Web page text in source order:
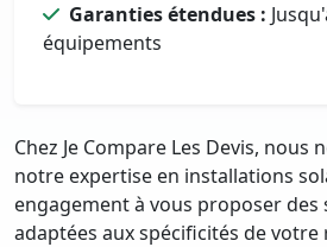
Garanties étendues :
équipements
Chez Je Compare Les Devis,
notre expertise en installations
engagement à vous proposer
adaptées aux spécificités de votre